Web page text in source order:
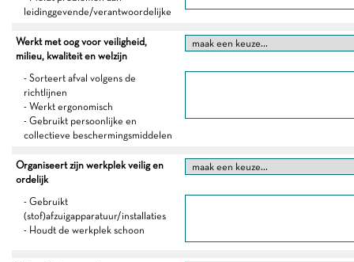
leidinggevende/verantwoordelijke
Werkt met oog voor veiligheid,
milieu, kwaliteit en welzijn
- Sorteert afval volgens de
richtlijnen
- Werkt ergonomisch
- Gebruikt persoonlijke en
collectieve beschermingsmiddelen
Organiseert zijn werkplek veilig en
ordelijk
- Gebruikt
(stof)afzuigapparatuur/installaties
- Houdt de werkplek schoon